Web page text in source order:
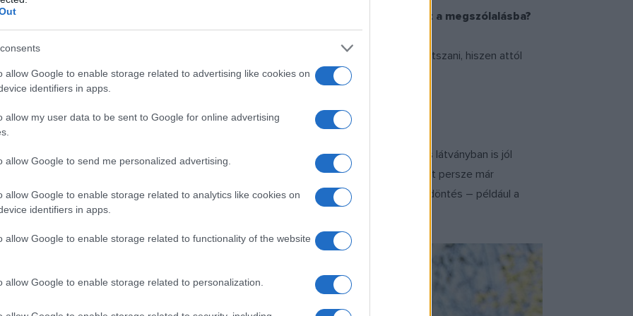
allow Google to enable storage related to advertising like cookies on
identifiers in apps.
allow my user data to be sent to Google for online advertising
allow Google to send me personalized advertising.
allow Google to enable storage related to analytics like cookies on
identifiers in apps.
allow Google to enable storage related to functionality of the website
allow Google to enable storage related to personalization.
önöknél olyan muzsikus, aki ebből az irányból jött, és friss hangzást hozott a megszólalásba?
játszanak azt is, persze egymás között. Nagyszerű dolog, ha valaki tud jazzt játszani, hiszen attól
Hány muzsikussal szólal meg legjobban a cigányzene?
először arra gondoltam, hogy 11 fős legyen. Az már erőteljesen meg tud szólalni, és látványban is jól
A 21 lett a nyerőszám. Ezzel a létszámmal komoly kiállása van egy zenekarnak, amit persze már
hány emberért felelek… Valljuk be, nem tudunk demokratikusan működni, hiszen olyan döntés – például a
megfelel.